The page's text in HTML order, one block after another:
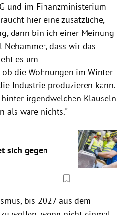
und im Finanzministerium
hier eine zusätzliche,
dann bin ich einer Meinung
dass wir das
es um
die Wohnungen im Winter
Industrie produzieren kann.
irgendwelchen Klauseln
als wäre nichts."
sich gegen
bis 2027 aus dem